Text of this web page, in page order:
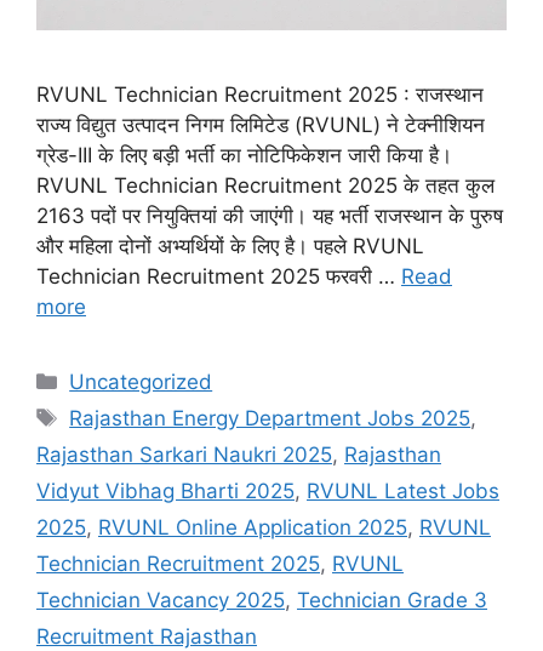
RVUNL Technician Recruitment 2025 : राजस्थान
राज्य विद्युत उत्पादन निगम लिमिटेड (RVUNL) ने टेक्नीशियन
ग्रेड-III के लिए बड़ी भर्ती का नोटिफिकेशन जारी किया है।
RVUNL Technician Recruitment 2025 के तहत कुल
2163 पदों पर नियुक्तियां की जाएंगी। यह भर्ती राजस्थान के पुरुष
और महिला दोनों अभ्यर्थियों के लिए है। पहले RVUNL
Technician Recruitment 2025 फरवरी … Read
more
Categories
Uncategorized
Tags
Rajasthan Energy Department Jobs 2025,
Rajasthan Sarkari Naukri 2025, Rajasthan
Vidyut Vibhag Bharti 2025, RVUNL Latest Jobs
2025, RVUNL Online Application 2025, RVUNL
Technician Recruitment 2025, RVUNL
Technician Vacancy 2025, Technician Grade 3
Recruitment Rajasthan